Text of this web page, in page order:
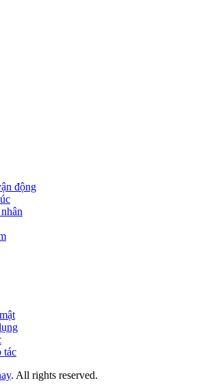
động
tác
. All rights reserved.